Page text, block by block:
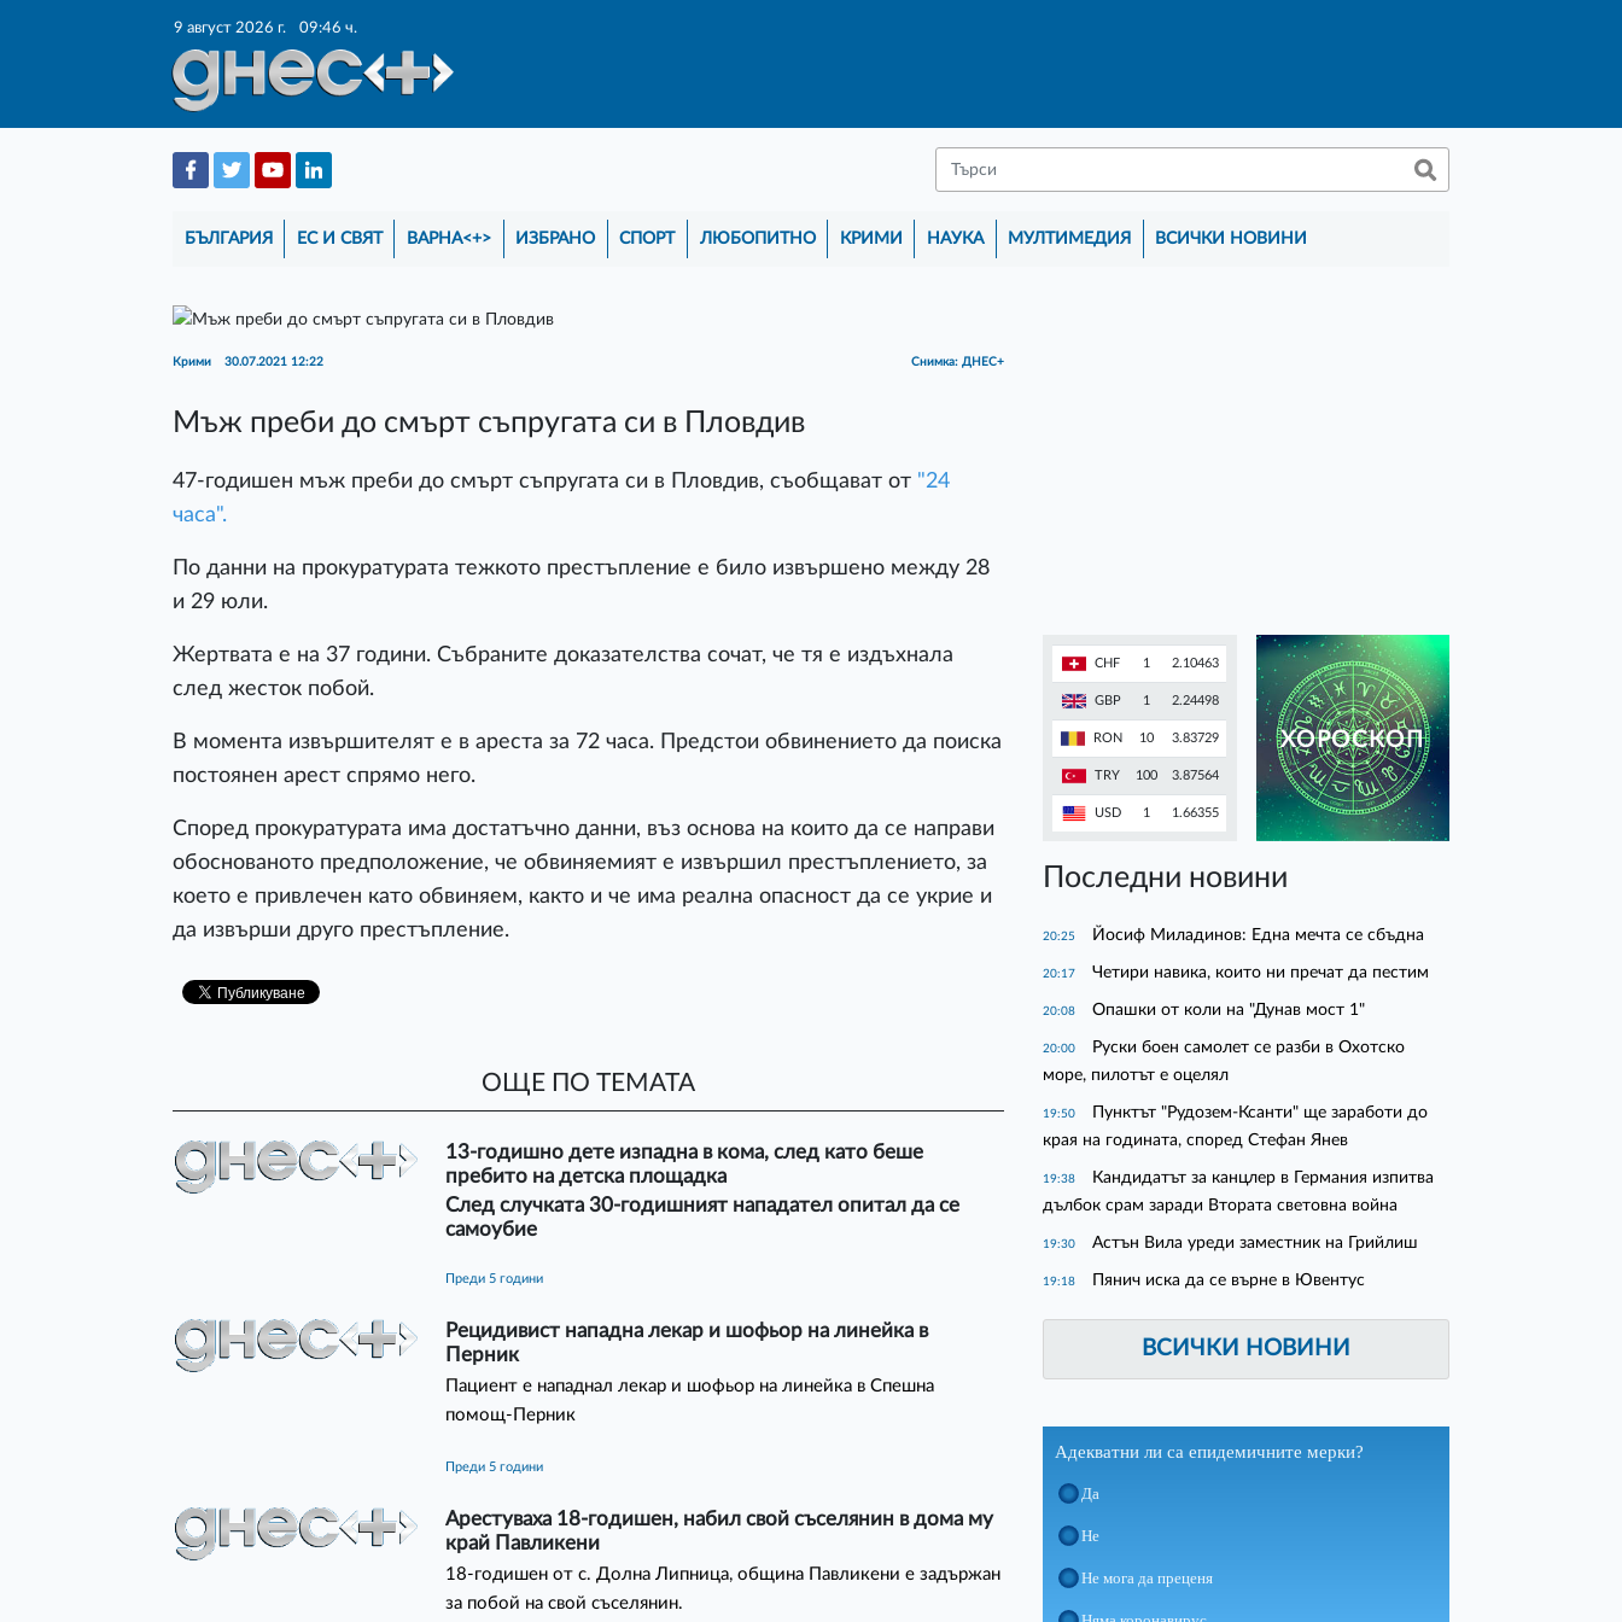
9 август 2026 г. 09:46 ч.
БЪЛГАРИЯ ЕС И СВЯТ ВАРНА<+> ИЗБРАНО СПОРТ ЛЮБОПИТНО КРИМИ НАУКА МУЛТИМЕДИЯ ВСИЧКИ НОВИНИ
Крими 30.07.2021 12:22 Снимка: ДНЕС+
Мъж преби до смърт съпругата си в Пловдив
47-годишен мъж преби до смърт съпругата си в Пловдив, съобщават от "24
часа".
По данни на прокуратурата тежкото престъпление е било извършено между 28
и 29 юли.
Жертвата е на 37 години. Събраните доказателства сочат, че тя е издъхнала
след жесток побой.
В момента извършителят е в ареста за 72 часа. Предстои обвинението да поиска
постоянен арест спрямо него.
Според прокуратурата има достатъчно данни, въз основа на които да се направи
обоснованото предположение, че обвиняемият е извършил престъплението, за
което е привлечен като обвиняем, както и че има реална опасност да се укрие и
да извърши друго престъпление.
ОЩЕ ПО ТЕМАТА
13-годишно дете изпадна в кома, след като беше
пребито на детска площадка
След случката 30-годишният нападател опитал да се
самоубие
преди 5 години
Рецидивист нападна лекар и шофьор на линейка в
Перник
Пациент е нападнал лекар и шофьор на линейка в Спешна
помощ-Перник
преди 5 години
Арестуваха 18-годишен, набил свой съселянин в дома му
край Павликени
18-годишен от с. Долна Липница, община Павликени е задържан
за побой на свой съселянин.
CHF 1 2.10463
GBP 1 2.24498
RON 10 3.83729
TRY 100 3.87564
USD 1 1.66355
ХОРОСКОП
Последни новини
20:25 Йосиф Миладинов: Една мечта се сбъдна
20:17 Четири навика, които ни пречат да пестим
20:08 Опашки от коли на "Дунав мост 1"
20:00
Руски боен самолет се разби в Охотско
море, пилотът е оцелял
19:50
Пунктът "Рудозем-Ксанти" ще заработи до
края на годината, според Стефан Янев
19:38
Кандидатът за канцлер в Германия изпитва
дълбок срам заради Втората световна война
19:30 Астън Вила уреди заместник на Грийлиш
19:18 Пянич иска да се върне в Ювентус
ВСИЧКИ НОВИНИ
Адекватни ли са епидемичните мерки?
Да
Не
Не мога да преценя